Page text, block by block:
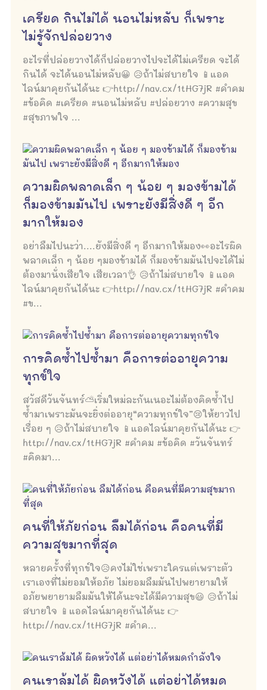
เครียด กินไม่ได้ นอนไม่หลับ ก็เพราะ
ไม่รู้จักปล่อยวาง
อะไรที่ปล่อยวางได้ก็ปล่อยวางไปจะได้ไม่เครียด จะได้
กินได้ จะได้นอนไม่หลับ😀 😥ถ้าไม่สบายใจ 📱แอด
ไลน์มาคุยกันได้นะ 👉http://nav.cx/1tHG7jR #คำคม
#ข้อคิด #เครียด #นอนไม่หลับ #ปล่อยวาง #ความสุข
#สุขภาพใจ ...
ความผิดพลาดเล็ก ๆ น้อย ๆ มองข้ามได้
ก็มองข้ามมันไป เพราะยังมีสิ่งดี ๆ อีก
มากให้มอง
อย่าลืมไปนะว่า....ยังมีสิ่งดี ๆ อีกมากให้มอง👀อะไรผิด
พลาดเล็ก ๆ น้อย ๆมองข้ามได้ ก็มองข้ามมันไปจะได้ไม่
ต้องมานั่งเสียใจ เสียเวลา👌 😥ถ้าไม่สบายใจ 📱แอด
ไลน์มาคุยกันได้นะ 👉http://nav.cx/1tHG7jR #คำคม
#ข...
การคิดซ้ำไปซ้ำมา คือการต่ออายุความ
ทุกข์ใจ
สวัสดีวันจันทร์⛅เริ่มใหม่ละกันเนอะไม่ต้องคิดซ้ำไป
ซ้ำมาเพราะมันจะยิ่งต่ออายุ“ความทุกข์ใจ”😢ให้ยาวไป
เรื่อย ๆ 😥ถ้าไม่สบายใจ 📱แอดไลน์มาคุยกันได้นะ 👉
http://nav.cx/1tHG7jR #คำคม #ข้อคิด #วันจันทร์
#คิดมา...
คนที่ให้ภัยก่อน ลืมได้ก่อน คือคนที่มี
ความสุขมากที่สุด
หลายครั้งที่ทุกข์ใจ😥คงไม่ใช่เพราะใครแต่เพราะตัว
เราเองที่ไม่ยอมให้อภัย ไม่ยอมลืมมันไปพยายามให้
อภัยพยายามลืมมันให้ได้นะจะได้มีความสุข😃 😥ถ้าไม่
สบายใจ 📱แอดไลน์มาคุยกันได้นะ 👉
http://nav.cx/1tHG7jR #คำค...
คนเราล้มได้ ผิดหวังได้ แต่อย่าได้หมด